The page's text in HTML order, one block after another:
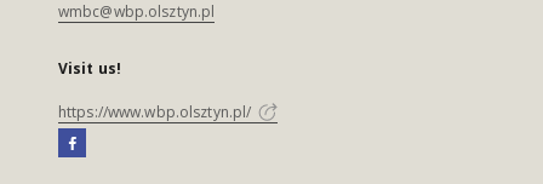
wmbc@wbp.olsztyn.pl
Visit us!
https://www.wbp.olsztyn.pl/